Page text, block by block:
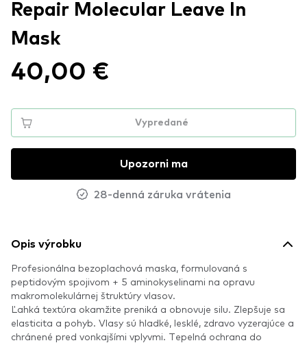
Repair Molecular Leave In
Mask
40,00 €
Vypredané
Upozorni ma
28-denná záruka vrátenia
Opis výrobku
Profesionálna bezoplachová maska, formulovaná s
peptidovým spojivom + 5 aminokyselinami na opravu
makromolekulárnej štruktúry vlasov.
Ľahká textúra okamžite preniká a obnovuje silu. Zlepšuje sa
elasticita a pohyb. Vlasy sú hladké, lesklé, zdravo vyzerajúce a
chránené pred vonkajšími vplyvmi. Tepelná ochrana do